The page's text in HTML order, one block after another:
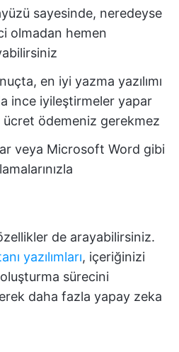
sayesinde, neredeyse
olmadan hemen
en iyi yazma yazılımı
ince iyileştirmeler yapar
ücret ödemeniz gerekmez
veya Microsoft Word gibi
de arayabilirsiniz.
yazılımları, içeriğinizi
sürecini
daha fazla yapay zeka